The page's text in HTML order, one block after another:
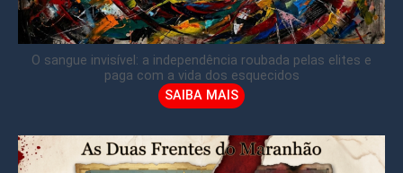
O sangue invisível: a independência roubada pelas elites e
paga com a vida dos esquecidos
SAIBA MAIS